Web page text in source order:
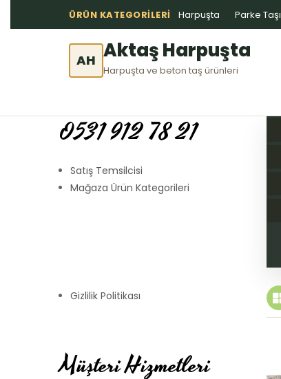
ÜRÜN KATEGORILERI Harpuşta Parke Taşı
AH Aktaş Harpuşta
Harpuşta ve beton taş ürünleri
0531 912 78 21
Satış Temsilcisi
Mağaza Ürün Kategorileri
Gizlilik Politikası
Müşteri Hizmetleri